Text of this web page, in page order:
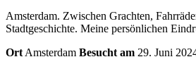
Amsterdam. Zwischen Grachten,
Stadtgeschichte. Meine persönlichen
Ort Amsterdam Besucht am 29. Juni